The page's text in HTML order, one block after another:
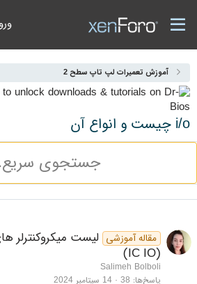
آموزش تعمیرات لپ تاپ سطح 2
i/o چیست و انواع آن
مقاله آموزشی لیست میکروکنترلر
(IC IO)
Salimeh Bolboli
پاسخ‌ها 38 14 سپتامبر 2024